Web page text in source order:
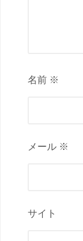
名前 ※
メール ※
サイト